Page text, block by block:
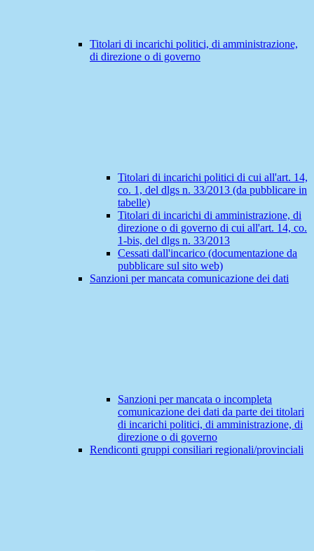
Titolari di incarichi politici, di amministrazione,
di direzione o di governo
Titolari di incarichi politici di cui all'art. 14,
co. 1, del dlgs n. 33/2013 (da pubblicare in
tabelle)
Titolari di incarichi di amministrazione, di
direzione o di governo di cui all'art. 14, co.
1-bis, del dlgs n. 33/2013
Cessati dall'incarico (documentazione da
pubblicare sul sito web)
Sanzioni per mancata comunicazione dei dati
Sanzioni per mancata o incompleta
comunicazione dei dati da parte dei titolari
di incarichi politici, di amministrazione, di
direzione o di governo
Rendiconti gruppi consiliari regionali/provinciali